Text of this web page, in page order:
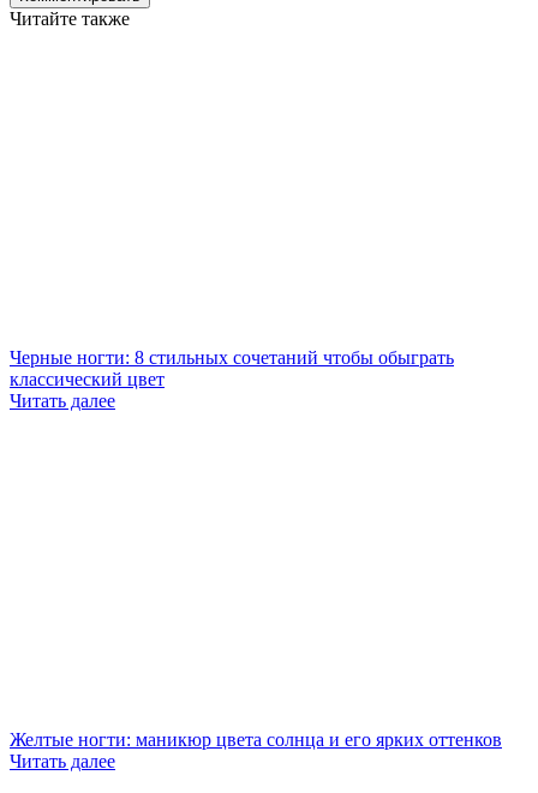
Читайте также
Черные ногти: 8 стильных сочетаний чтобы обыграть
классический цвет
Читать далее
Желтые ногти: маникюр цвета солнца и его ярких оттенков
Читать далее